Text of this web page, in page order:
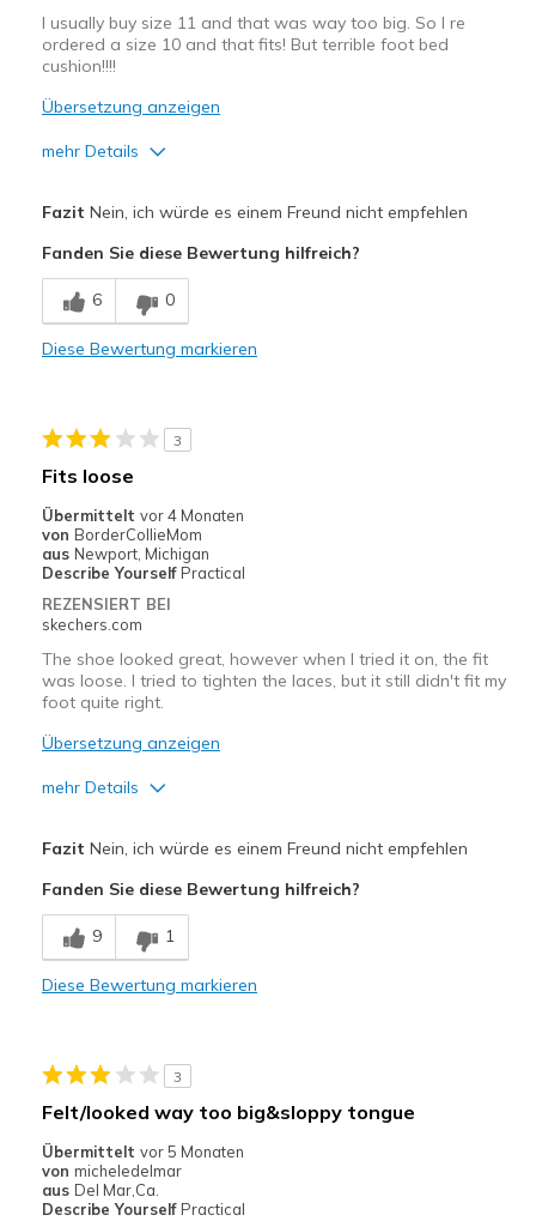
I usually buy size 11 and that was way too big. So I re
ordered a size 10 and that fits! But terrible foot bed
cushion!!!!
Übersetzung anzeigen
mehr Details
Breathe Well
Stylish
Width
Feels true to width
Sizing
Feels half size too small
View On Shoes
Fazit Nein, ich würde es einem Freund nicht empfehlen
Fanden Sie diese Bewertung hilfreich?
6 0
Diese Bewertung markieren
3
Fits loose
Übermittelt vor 4 Monaten
von BorderCollieMom
aus Newport, Michigan
Describe Yourself Practical
REZENSIERT BEI
skechers.com
The shoe looked great, however when I tried it on, the fit
was loose. I tried to tighten the laces, but it still didn't fit my
foot quite right.
Übersetzung anzeigen
mehr Details
Geeignete Verwendung
Casual Wear
View On Shoes
I'm Into Shoes
Fazit Nein, ich würde es einem Freund nicht empfehlen
Fanden Sie diese Bewertung hilfreich?
9 1
Diese Bewertung markieren
3
Felt/looked way too big&sloppy tongue
Übermittelt vor 5 Monaten
von micheledelmar
aus Del Mar,Ca.
Describe Yourself Practical